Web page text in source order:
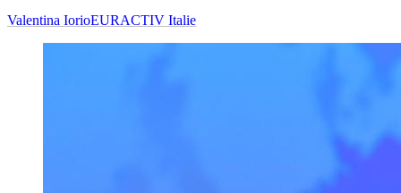
Valentina IorioEURACTIV Italie